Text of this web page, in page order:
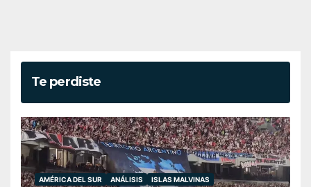
Te perdiste
AMÉRICA DEL SUR ANÁLISIS ISLAS MALVINAS